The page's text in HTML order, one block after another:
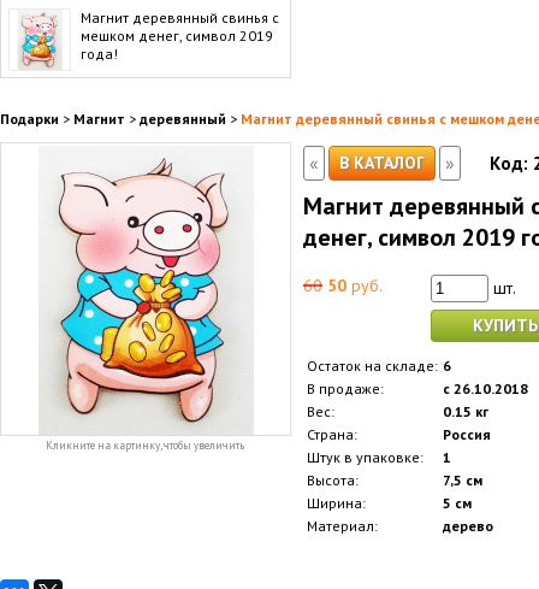
Магнит деревянный свинья с
мешком денег, символ 2019
года!
Подарки > Магнит > деревянный > Магнит деревянный свинья с мешком
Кликните на картинку, чтобы увеличить
« В КАТАЛОГ » Код:
Магнит деревянный
денег, символ 2019
60 50 руб.
шт.
Остаток на складе: 6
В продаже:
с 26.10.2018
Вес:
0.15 кг
Страна:
Россия
Штук в упаковке:
1
Высота:
7,5 см
Ширина:
5 см
Материал:
дерево